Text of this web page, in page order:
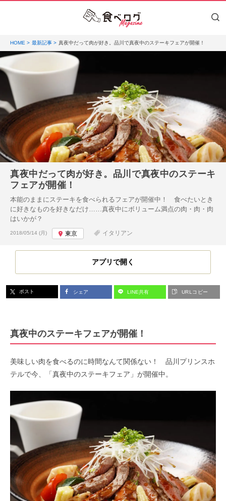
HOME 最新記事 真夜中だって肉が好き。品川で真夜中のステーキフェアが開催！
真夜中だって肉が好き。品川で真夜中のステーキ
フェアが開催！
本能のままにステーキを食べられるフェアが開催中！ 食べたいとき
に好きなものを好きなだけ……真夜中にボリューム満点の肉・肉・肉
はいかが？
投稿日:
2018/05/14 (月) 東京 イタリアン
アプリで開く
ポスト シェア LINE共有 URLコピー
真夜中のステーキフェアが開催！
美味しい肉を食べるのに時間なんて関係ない！ 品川プリンスホ
テルで今、「真夜中のステーキフェア」が開催中。